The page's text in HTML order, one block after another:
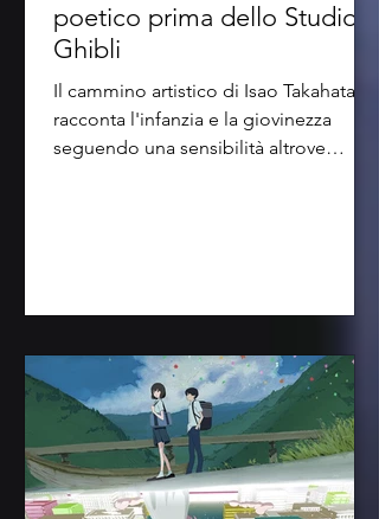
poetico prima dello Studio
Ghibli
Il cammino artistico di Isao Takahata
racconta l'infanzia e la giovinezza
seguendo una sensibilità altrove